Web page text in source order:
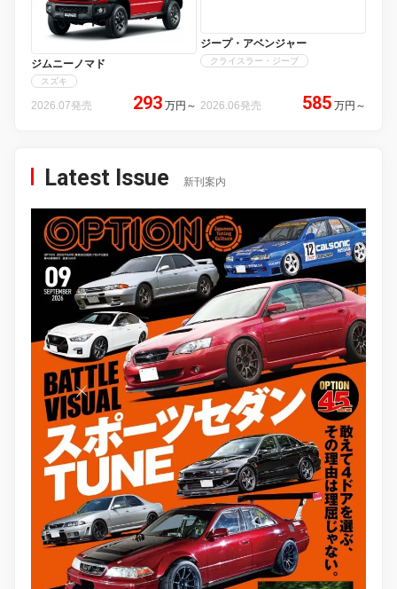
ジムニーノマド
スズキ
2026.07発売 293 万円 ～
ジープ・アベンジャー
クライスラー・ジープ
2026.06発売 585 万円 ～
Latest Issue 新刊案内